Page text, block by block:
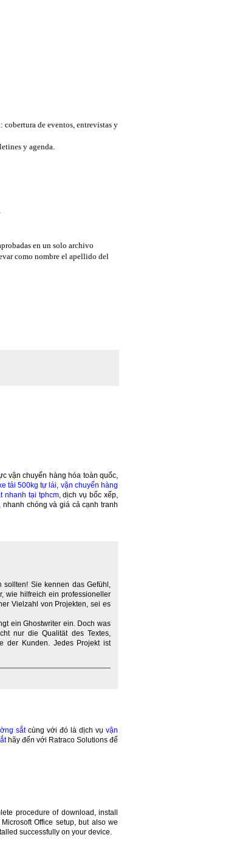
de eventos, entrevistas y
y agenda.
en un solo archivo
como nombre el apellido del
vận chuyển hàng hóa toàn quốc,
tải 500kg tự lái, vận chuyển hàng
nhanh tại tphcm, dịch vụ bốc xếp,
chóng và giá cả cạnh tranh
Sie kennen das Gefühl,
wie hilfreich ein professioneller
Vielzahl von Projekten, sei es
ein Ghostwriter ein. Doch was
nur die Qualität des Textes,
der Kunden. Jedes Projekt ist
sắtcùng với đó là dịch vụvận
hãy đến với Ratraco Solutions để
procedure of download, install
Office setup, but also we
successfully on your device.